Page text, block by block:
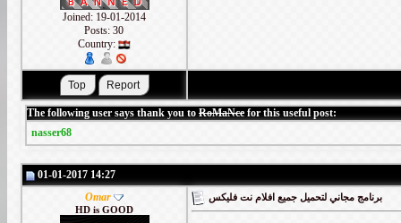
Joined: 19-01-2014
Posts: 30
Country:
The following user says thank you to RoMaNce for this useful post:
nasser68
01-01-2017 14:27
Omar
HD is GOOD
برنامج مجاني لتحميل جميع افلام نت فليكس